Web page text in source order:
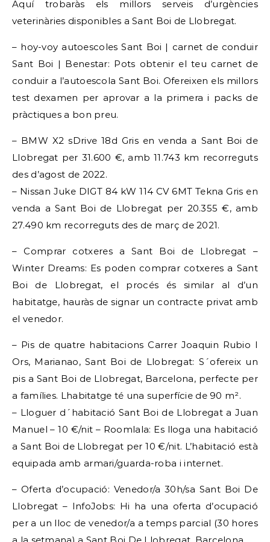
Aquí trobaràs els millors serveis d’urgències
veterinàries disponibles a Sant Boi de Llobregat.
– hoy-voy autoescoles Sant Boi | carnet de conduir
Sant Boi | Benestar: Pots obtenir el teu carnet de
conduir a l’autoescola Sant Boi. Ofereixen els millors
test dexamen per aprovar a la primera i packs de
pràctiques a bon preu.
– BMW X2 sDrive 18d Gris en venda a Sant Boi de
Llobregat per 31.600 €, amb 11.743 km recorreguts
des d’agost de 2022.
– Nissan Juke DIGT 84 kW 114 CV 6MT Tekna Gris en
venda a Sant Boi de Llobregat per 20.355 €, amb
27.490 km recorreguts des de març de 2021.
– Comprar cotxeres a Sant Boi de Llobregat –
Winter Dreams: Es poden comprar cotxeres a Sant
Boi de Llobregat, el procés és similar al d’un
habitatge, hauràs de signar un contracte privat amb
el venedor.
– Pis de quatre habitacions Carrer Joaquin Rubio I
Ors, Marianao, Sant Boi de Llobregat: S´ofereix un
pis a Sant Boi de Llobregat, Barcelona, ​​perfecte per
a famílies. Lhabitatge té una superfície de 90 m².
– Lloguer d´habitació Sant Boi de Llobregat a Juan
Manuel – 10 €/nit – Roomlala: Es lloga una habitació
a Sant Boi de Llobregat per 10 €/nit. L’habitació està
equipada amb armari/guarda-roba i internet.
– Oferta d’ocupació: Venedor/a 30h/sa Sant Boi De
Llobregat – InfoJobs: Hi ha una oferta d’ocupació
per a un lloc de venedor/a a temps parcial (30 hores